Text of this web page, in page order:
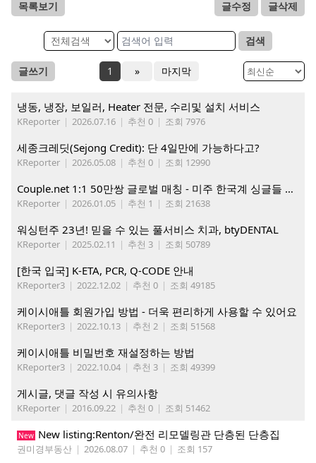
목록보기 글수정 글삭제
검색
글쓰기 1 » 마지막
냉동, 냉장, 보일러, Heater 전문, 수리및 설치 서비스
KReporter | 2026.07.16 | 추천 0 | 조회 7976
세종크레딧(Sejong Credit): 단 4일만에 가능하다고?
KReporter | 2026.05.08 | 추천 0 | 조회 12990
Couple.net 1:1 50만쌍 글로벌 매칭 - 미주 한국계 싱글들 모이세요
KReporter | 2026.01.05 | 추천 1 | 조회 21638
워싱턴주 23년! 믿을 수 있는 풀서비스 치과, btyDENTAL
KReporter | 2025.02.11 | 추천 3 | 조회 50789
[한국 입국] K-ETA, PCR, Q-CODE 안내
KReporter3 | 2022.12.02 | 추천 0 | 조회 49185
케이시애틀 회원가입 방법 - 더욱 편리하게 사용할 수 있어요
KReporter3 | 2022.10.13 | 추천 2 | 조회 51568
케이시애틀 비밀번호 재설정하는 방법
KReporter3 | 2022.10.04 | 추천 3 | 조회 49399
게시글, 댓글 작성 시 유의사항
KReporter | 2016.09.22 | 추천 0 | 조회 51462
New New listing:Renton/완전 리모델링관 단층된 단층집
권미경부동산 | 2026.08.07 | 추천 0 | 조회 157